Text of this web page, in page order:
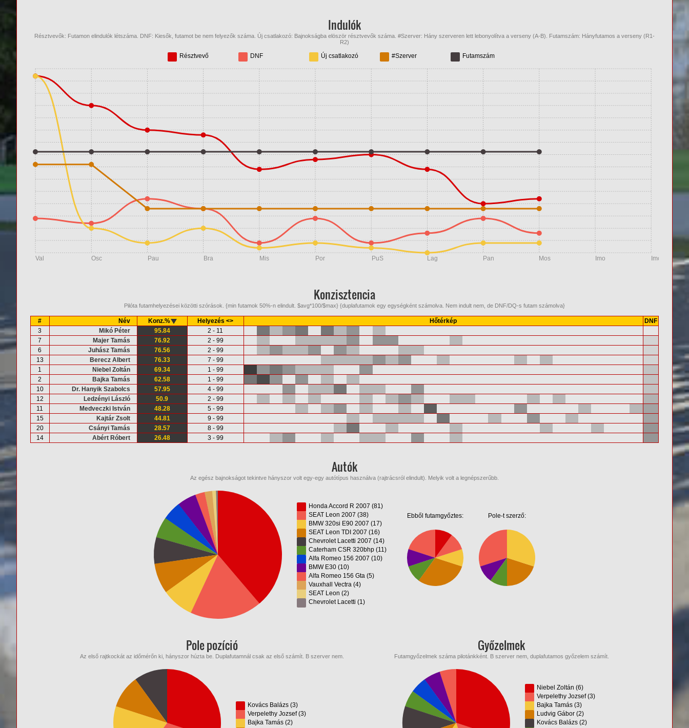
Indulók
Résztvevők: Futamon elindulók létszáma. DNF: Kiesők, futamot be nem felyezők száma. Új csatlakozó: Bajnokságba elöször résztvevők száma. #Szerver: Hány szerveren lett lebonyolítva a verseny (A-B). Futamszám: Hányfutamos a verseny (R1-
R2)
Résztvevő DNF Új csatlakozó #Szerver Futamszám
Val Osc Pau Bra Mis Por PuS Lag Pan Mos Imo Imo
Konzisztencia
Pilóta futamhelyezései közötti szórások. {min futamok 50%-n elindult. $avg*100/$max} {duplafutamok egy egységként számolva. Nem indult nem, de DNF/DQ-s futam számolva}
# Név Konz.% Helyezés <> Hőtérkép
DNF
3
Mikó Péter 95.84
2 - 11
7
Majer Tamás 76.92
2 - 99
6
Juhász Tamás 76.56
2 - 99
13
Berecz Albert 76.33
7 - 99
1
Niebel Zoltán 69.34
1 - 99
2
Bajka Tamás 62.58
1 - 99
10
Dr. Hanyik Szabolcs 57.95
4 - 99
12
Ledzényi László 50.9
2 - 99
11
Medveczki István 48.28
5 - 99
15
Kajtár Zsolt 44.81
9 - 99
20
Csányi Tamás 28.57
8 - 99
14
Abért Róbert 26.48 3 - 99
Autók
Az egész bajnokságot tekintve hányszor volt egy-egy autótípus használva (rajtrácsról elindult). Melyik volt a legnépszerűbb.
Honda Accord R 2007 (81)
SEAT Leon 2007 (38)
BMW 320si E90 2007 (17)
SEAT Leon TDI 2007 (16)
Chevrolet Lacetti 2007 (14)
Caterham CSR 320bhp (11)
Alfa Romeo 156 2007 (10)
BMW E30 (10)
Alfa Romeo 156 Gta (5)
Vauxhall Vectra (4)
SEAT Leon (2)
Chevrolet Lacetti (1)
Ebből futamgyőztes: Pole-t szerző:
Pole pozíció
Az első rajtkockát az időmérőn ki, hányszor húzta be. Duplafutamnál csak az első számít. B szerver nem.
Kovács Balázs (3)
Verpelethy Jozsef (3)
Bajka Tamás (2)
Győzelmek
Futamgyőzelmek száma pilotánkként. B szerver nem, duplafutamos győzelem számít.
Niebel Zoltán (6)
Verpelethy Jozsef (3)
Bajka Tamás (3)
Ludvig Gábor (2)
Kovács Balázs (2)